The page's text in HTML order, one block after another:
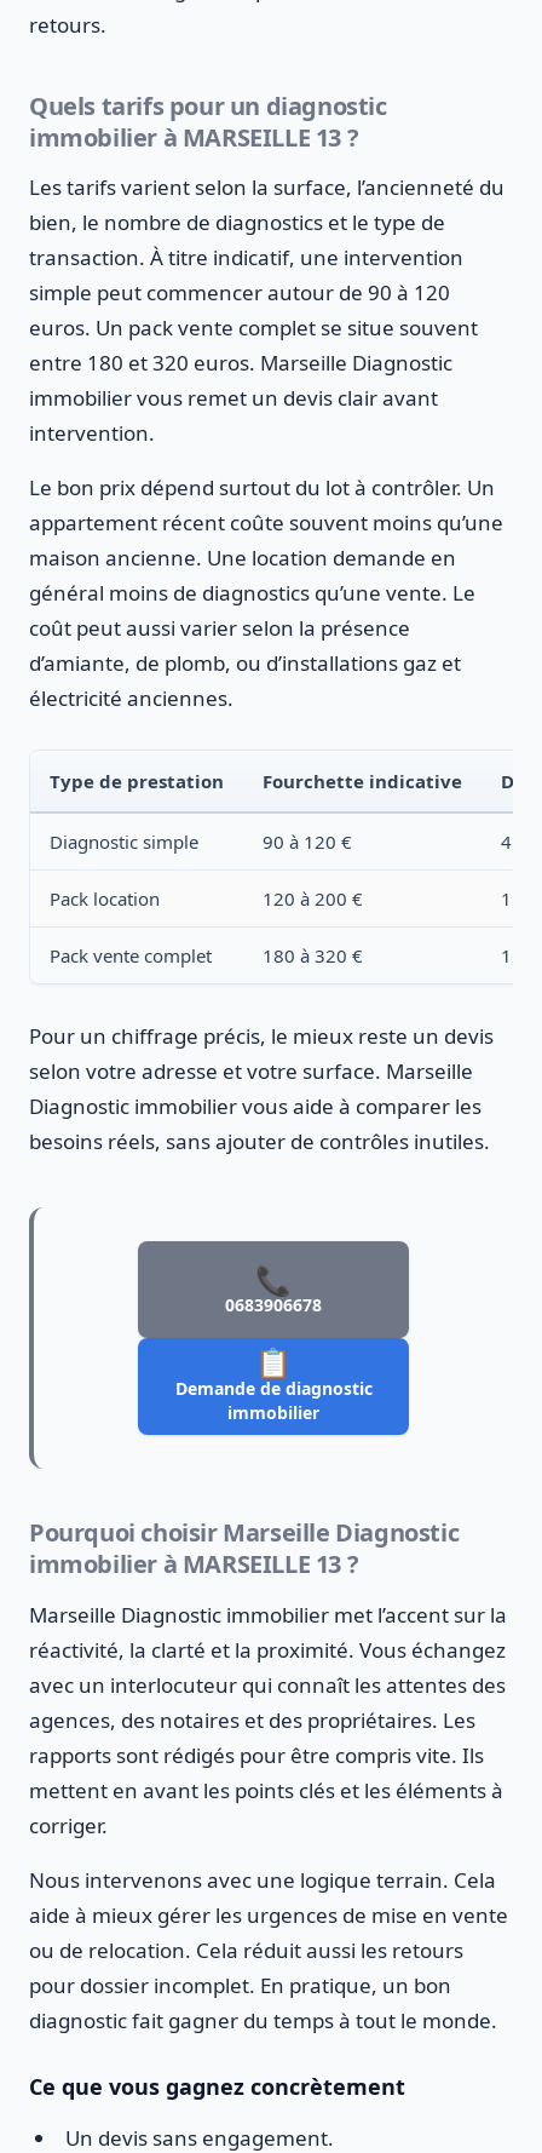
retours.
Quels tarifs pour un diagnostic
immobilier à MARSEILLE 13 ?
Les tarifs varient selon la surface, l’ancienneté du
bien, le nombre de diagnostics et le type de
transaction. À titre indicatif, une intervention
simple peut commencer autour de 90 à 120
euros. Un pack vente complet se situe souvent
entre 180 et 320 euros. Marseille Diagnostic
immobilier vous remet un devis clair avant
intervention.
Le bon prix dépend surtout du lot à contrôler. Un
appartement récent coûte souvent moins qu’une
maison ancienne. Une location demande en
général moins de diagnostics qu’une vente. Le
coût peut aussi varier selon la présence
d’amiante, de plomb, ou d’installations gaz et
électricité anciennes.
Type de prestation Fourchette indicative
Diagnostic simple 90 à 120 € 45
Pack location 120 à 200 € 1 h
Pack vente complet 180 à 320 € 1 h
Pour un chiffrage précis, le mieux reste un devis
selon votre adresse et votre surface. Marseille
Diagnostic immobilier vous aide à comparer les
besoins réels, sans ajouter de contrôles inutiles.
📞
0683906678
📋
Demande de diagnostic
immobilier
Pourquoi choisir Marseille Diagnostic
immobilier à MARSEILLE 13 ?
Marseille Diagnostic immobilier met l’accent sur la
réactivité, la clarté et la proximité. Vous échangez
avec un interlocuteur qui connaît les attentes des
agences, des notaires et des propriétaires. Les
rapports sont rédigés pour être compris vite. Ils
mettent en avant les points clés et les éléments à
corriger.
Nous intervenons avec une logique terrain. Cela
aide à mieux gérer les urgences de mise en vente
ou de relocation. Cela réduit aussi les retours
pour dossier incomplet. En pratique, un bon
diagnostic fait gagner du temps à tout le monde.
Ce que vous gagnez concrètement
Un devis sans engagement.